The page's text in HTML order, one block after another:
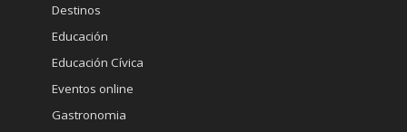
Destinos
Educación
Educación Cívica
Eventos online
Gastronomia